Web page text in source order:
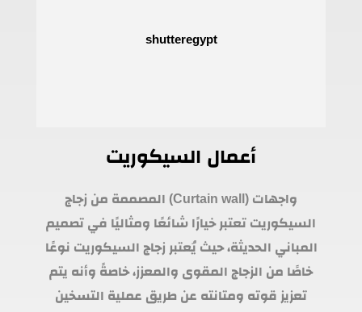
أعمال السيكوريت
واجهات (Curtain wall) المصممة من زجاج
السيكوريت تعتبر خيارًا شائعًا ومثاليًا في تصميم
المباني الحديثة، حيث يُعتبر زجاج السيكوريت نوعًا
خاصًا من الزجاج المقوى والمعزز، خاصةً وأنه يتم
تعزيز قوته ومتانته عن طريق عملية التسخين